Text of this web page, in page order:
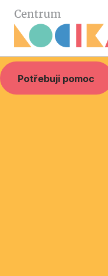
Potřebuji pomoc